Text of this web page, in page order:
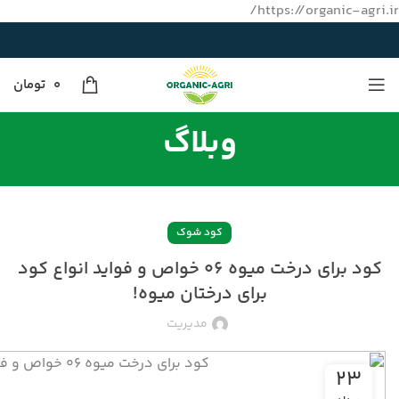
https://organic-agri.ir/
0 تومان
وبلاگ
کود شوک
کود برای درخت میوه ۰۶ خواص و فواید انواع کود
برای درختان میوه!
مدیریت
۲۳